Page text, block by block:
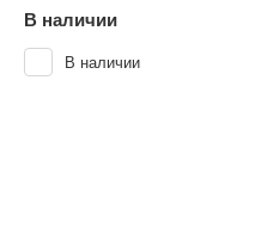
В наличии
В наличии